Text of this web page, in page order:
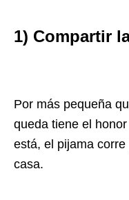
1) Compartir
Por más pequeña
queda tiene el
está, el pijama
casa.